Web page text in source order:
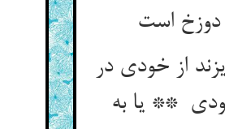
دوزخ است
از خودی در
** یا به